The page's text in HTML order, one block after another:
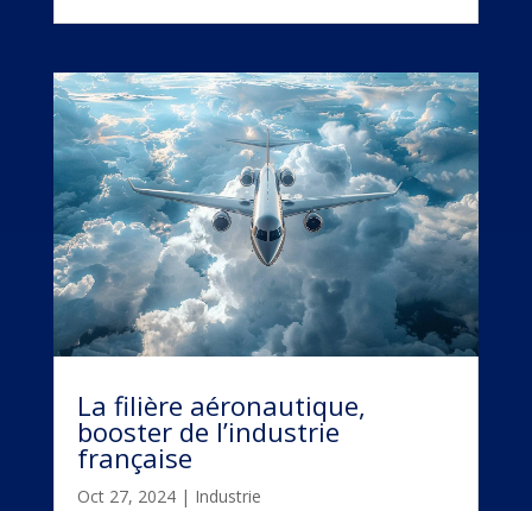
La filière aéronautique,
booster de l’industrie
française
Oct 27, 2024| Industrie